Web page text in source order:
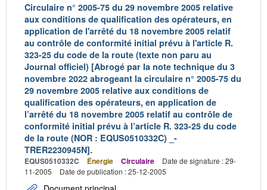
Circulaire n° 2005-75 du 29 novembre 2005 relative
aux conditions de qualification des opérateurs, en
application de l'arrêté du 18 novembre 2005 relatif
au contrôle de conformité initial prévu à l'article R.
323-25 du code de la route (texte non paru au
Journal officiel) [Abrogé par la note technique du 3
novembre 2022 abrogeant la circulaire n° 2005-75 du
29 novembre 2005 relative aux conditions de
qualification des opérateurs, en application de
l’arrêté du 18 novembre 2005 relatif au contrôle de
conformité initial prévu à l’article R. 323-25 du code
de la route (NOR : EQUS0510332C) _-
TRER2230945N].
EQUS0510332C Énergie Circulaire
Date de signature : 29-
11-2005
Date de publication : 25-12-2005